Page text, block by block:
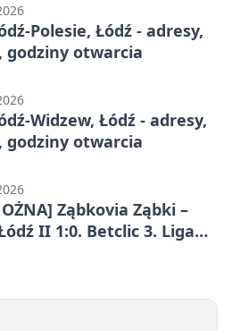
Polesie, Łódź - adresy,
godziny otwarcia
Widzew, Łódź - adresy,
godziny otwarcia
Ząbkovia Ząbki –
II 1:0. Betclic 3. Liga